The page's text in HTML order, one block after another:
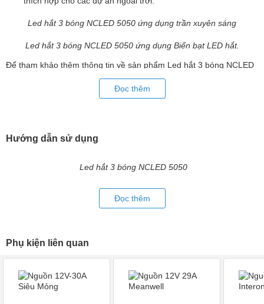
Led hắt 3 bóng NCLED 5050 ứng dụng trần xuyên sáng
Led hắt 3 bóng NCLED 5050 ứng dụng Biển bạt LED hắt.
Để tham khảo thêm thông tin về sản phẩm Led hắt 3 bóng NCLED
5050 quý khách vui lòng liên hệ trược tiếp bộ phận CSKH của LED
Trường An để được tư vấn hỗ trợ tốt nhất!
Đọc thêm
Hướng dẫn sử dụng
Led hắt 3 bóng NCLED 5050
Đọc thêm
Phụ kiện liên quan